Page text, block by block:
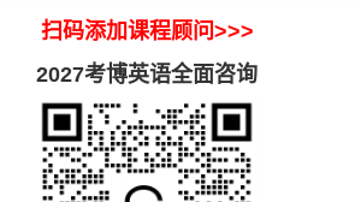
扫码添加课程顾问>>>
2027考博英语全面咨询